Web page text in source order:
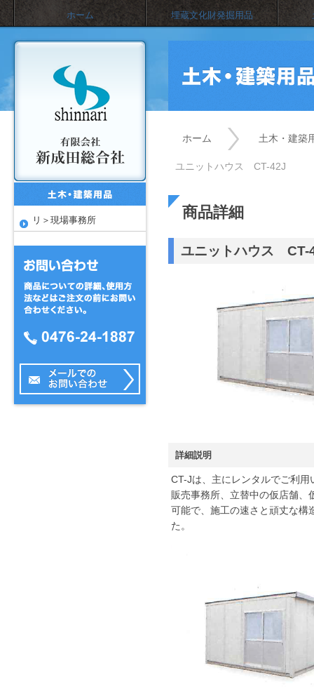
ホーム 埋蔵文化財発掘用品
リ＞現場事務所
ホーム 土木・建築
ユニットハウス CT-42J
商品詳細
ユニットハウス CT-
詳細説明
CT-Jは、主にレンタルでご利
販売事務所、立替中の仮店舗、
可能で、施工の速さと頑丈な構
た。